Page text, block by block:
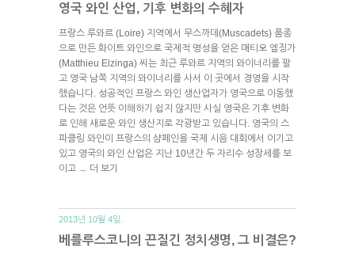
영국 와인 산업, 기후 변화의 수혜자
프랑스 루와르 (Loire) 지역에서 무스까데(Muscadets) 품종
으로 만든 화이트 와인으로 국제적 명성을 얻은 매티오 엘징가
(Matthieu Elzinga) 씨는 최근 루와르 지역의 와이너리를 팔
고 영국 남쪽 지역의 와이너리를 사서 이 곳에서 경영을 시작
했습니다. 성공적인 프랑스 와인 생산업자가 영국으로 이동했
다는 것은 언뜻 이해하기 쉽지 않지만 사실 영국은 기후 변화
로 인해 새로운 와인 생산지로 각광받고 있습니다. 영국의 스
파클링 와인이 프랑스의 샴페인을 국제 시음 대회에서 이기고
있고 영국의 와인 산업은 지난 10년간 두 자리수 성장세를 보
이고 → 더 보기
2013년 10월 4일.
베를루스코니의 끈질긴 정치생명, 그 비결은?